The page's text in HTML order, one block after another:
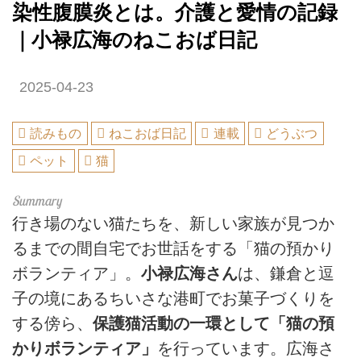
染性腹膜炎とは。介護と愛情の記録
｜小禄広海のねこおば日記
2025-04-23
読みもの ねこおば日記 連載
どうぶつ
ペット
猫
行き場のない猫たちを、新しい家族が見つか
るまでの間自宅でお世話をする「猫の預かり
ボランティア」。 小禄広海さんは、鎌倉と逗
子の境にあるちいさな港町でお菓子づくりを
する傍ら、 保護猫活動の一環として「猫の預
かりボランティア」 を行っています。広海さ